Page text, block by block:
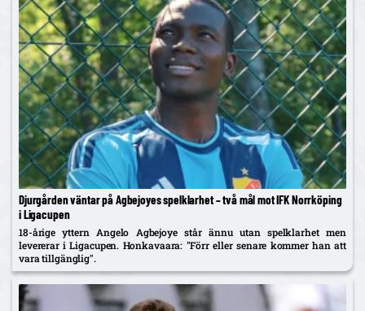
Djurgården väntar på Agbejoyes spelklarhet – två mål mot IFK Norrköping
i Ligacupen
18-årige yttern Angelo Agbejoye står ännu utan spelklarhet men
levererar i Ligacupen. Honkavaara: "Förr eller senare kommer han att
vara tillgänglig".